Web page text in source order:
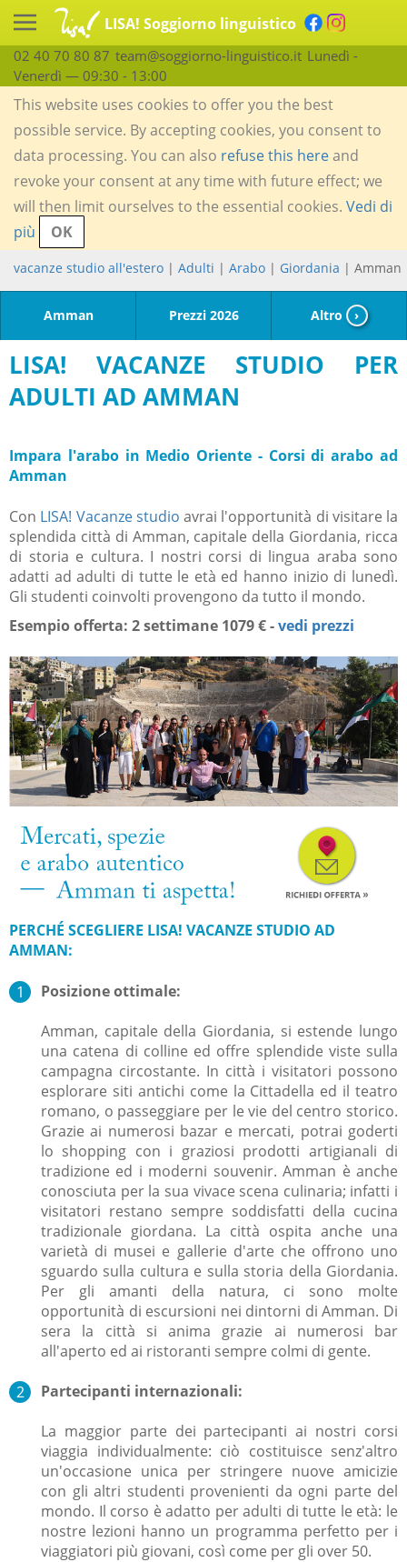
LISA! Soggiorno linguistico
02 40 70 80 87 team@soggiorno-linguistico.it Lunedì -
Venerdì — 09:30 - 13:00
This website uses cookies to offer you the best
possible service. By accepting cookies, you consent to
data processing. You can also refuse this hereand
revoke your consent at any time with future effect; we
will then limit ourselves to the essential cookies. Vedi di
più
OK
vacanze studio all'estero | Adulti | Arabo | Giordania | Amman
Amman Prezzi 2026 Altro ›
LISA! VACANZE STUDIO PER
ADULTI AD AMMAN
Impara l'arabo in Medio Oriente - Corsi di arabo ad
Amman
Con LISA! Vacanze studio avrai l'opportunità di visitare la
splendida città di Amman, capitale della Giordania, ricca
di storia e cultura. I nostri corsi di lingua araba sono
adatti ad adulti di tutte le età ed hanno inizio di lunedì.
Gli studenti coinvolti provengono da tutto il mondo.
Esempio offerta: 2 settimane 1079 € -vedi prezzi
PERCHÉ SCEGLIERE LISA! VACANZE STUDIO AD
AMMAN:
Posizione ottimale:
Amman, capitale della Giordania, si estende lungo
una catena di colline ed offre splendide viste sulla
campagna circostante. In città i visitatori possono
esplorare siti antichi come la Cittadella ed il teatro
romano, o passeggiare per le vie del centro storico.
Grazie ai numerosi bazar e mercati, potrai goderti
lo shopping con i graziosi prodotti artigianali di
tradizione ed i moderni souvenir. Amman è anche
conosciuta per la sua vivace scena culinaria; infatti i
visitatori restano sempre soddisfatti della cucina
tradizionale giordana. La città ospita anche una
varietà di musei e gallerie d'arte che offrono uno
sguardo sulla cultura e sulla storia della Giordania.
Per gli amanti della natura, ci sono molte
opportunità di escursioni nei dintorni di Amman. Di
sera la città si anima grazie ai numerosi bar
all'aperto ed ai ristoranti sempre colmi di gente.
Partecipanti internazionali:
La maggior parte dei partecipanti ai nostri corsi
viaggia individualmente: ciò costituisce senz'altro
un'occasione unica per stringere nuove amicizie
con gli altri studenti provenienti da ogni parte del
mondo. Il corso è adatto per adulti di tutte le età: le
nostre lezioni hanno un programma perfetto per i
viaggiatori più giovani, così come per gli over 50.